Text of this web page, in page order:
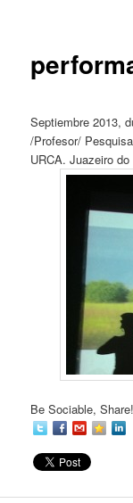
Septiembre 2013,
/Profesor/
URCA. Juazeiro
Be Sociable, Share!